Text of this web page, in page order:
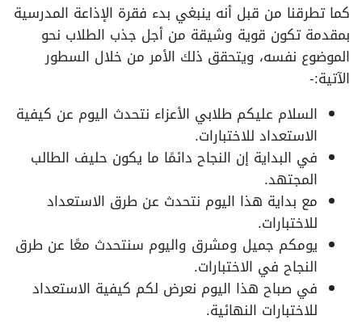
كما تطرقنا من قبل أنه ينبغي بدء فقرة الإذاعة المدرسية
بمقدمة تكون قوية وشيقة من أجل جذب الطلاب نحو
الموضوع نفسه، ويتحقق ذلك الأمر من خلال السطور
الآتية:-
السلام عليكم طلابي الأعزاء نتحدث اليوم عن كيفية
الاستعداد للاختبارات.
في البداية إن النجاح دائمًا ما يكون حليف الطالب
المجتهد.
مع بداية هذا اليوم نتحدث عن طرق الاستعداد
للاختبارات.
يومكم جميل ومشرق واليوم سنتحدث معًا عن طرق
النجاح في الاختبارات.
في صباح هذا اليوم نعرض لكم كيفية الاستعداد
للاختبارات النهائية.